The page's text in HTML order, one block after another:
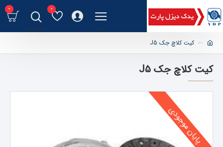
0
0
کیت کلاچ جک J5
کیت کلاچ جک J5
پایان موجودی